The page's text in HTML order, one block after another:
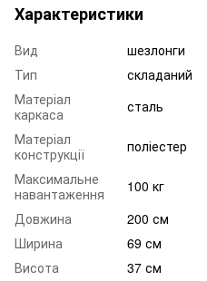
Характеристики
Вид
шезлонги
Тип
складаний
Матеріал
каркаса
сталь
Матеріал
конструкції
поліестер
Максимальне
навантаження
100 кг
Довжина
200 см
Ширина
69 см
Висота
37 см